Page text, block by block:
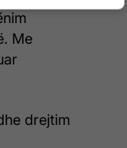
Me
drejtim